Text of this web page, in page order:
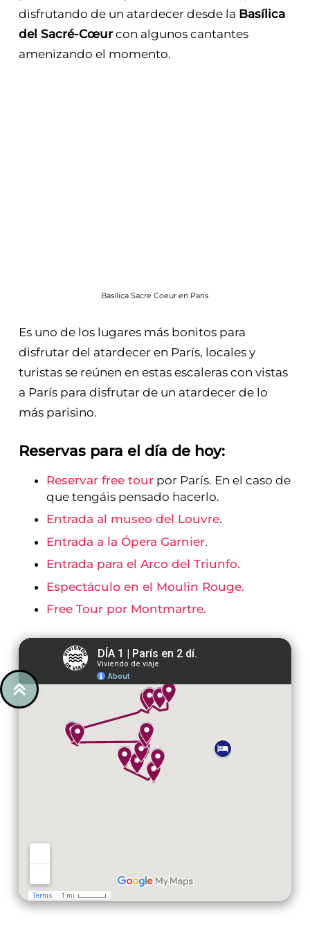
disfrutando de un atardecer desde la Basílica
del Sacré-Cœurcon algunos cantantes
amenizando el momento.
Basílica Sacre Coeur en París
Es uno de los lugares más bonitos para
disfrutar del atardecer en París, locales y
turistas se reúnen en estas escaleras con vistas
a París para disfrutar de un atardecer de lo
más parisino.
Reservas para el día de hoy:
Reservar free tourpor París. En el caso de
que tengáis pensado hacerlo.
Entrada al museo del Louvre.
Entrada a la Ópera Garnier.
Entrada para el Arco del Triunfo.
Espectáculo en el Moulin Rouge.
Free Tour por Montmartre.